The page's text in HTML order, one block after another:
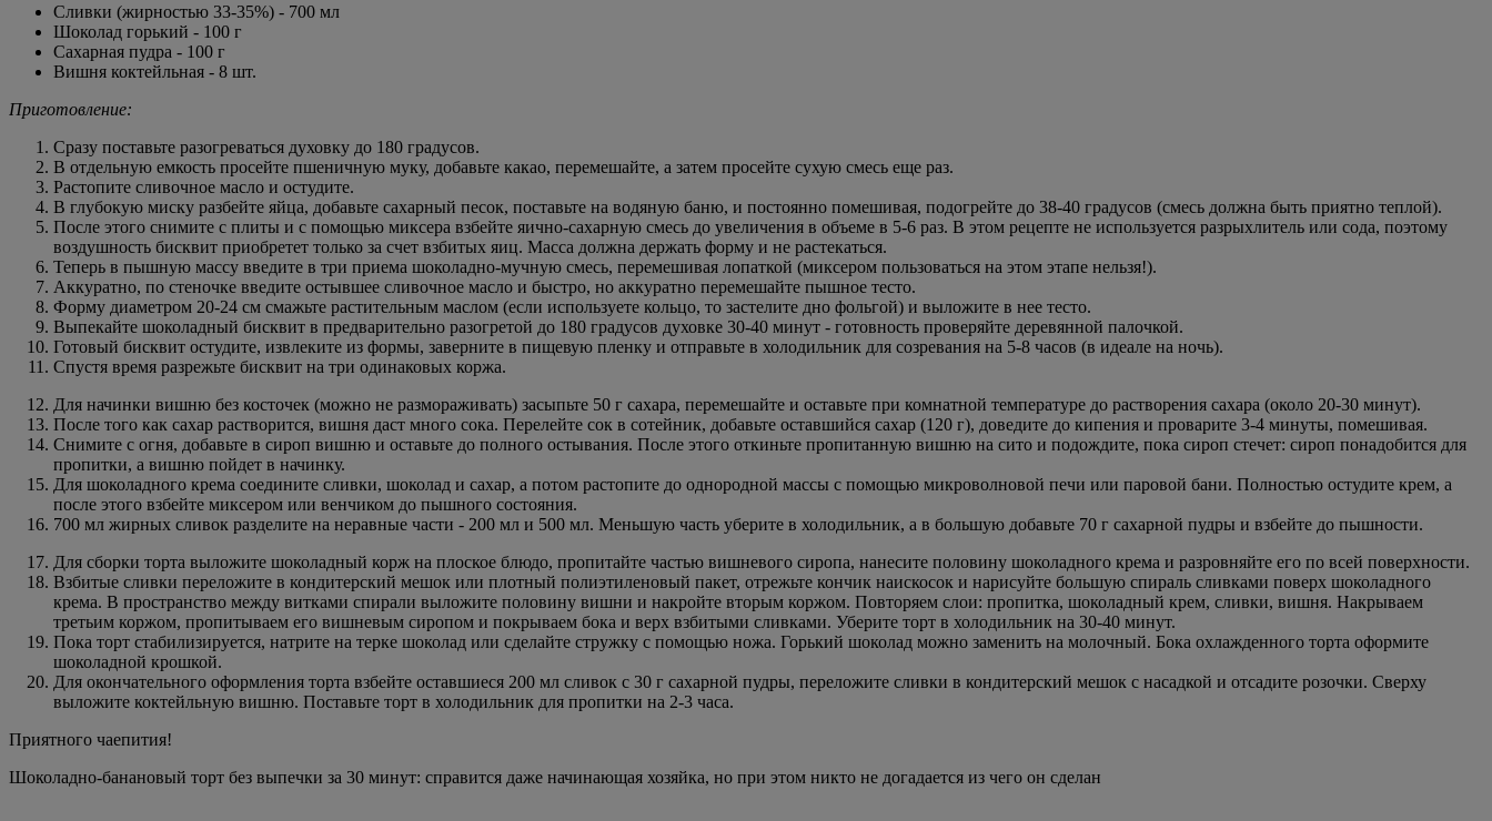
Сливки (жирностью 33-35%) - 700 мл
Шоколад горький - 100 г
Сахарная пудра - 100 г
Вишня коктейльная - 8 шт.
Приготовление:
Сразу поставьте разогреваться духовку до 180 градусов.
В отдельную емкость просейте пшеничную муку, добавьте какао, перемешайте, а затем просейте сухую смесь еще раз.
Растопите сливочное масло и остудите.
В глубокую миску разбейте яйца, добавьте сахарный песок, поставьте на водяную баню, и постоянно помешивая, подогрейте до 38-40 градусов (смесь должна быть приятно теплой).
После этого снимите с плиты и с помощью миксера взбейте яично-сахарную смесь до увеличения в объеме в 5-6 раз. В этом рецепте не используется разрыхлитель или сода, поэтому
воздушность бисквит приобретет только за счет взбитых яиц. Масса должна держать форму и не растекаться.
Теперь в пышную массу введите в три приема шоколадно-мучную смесь, перемешивая лопаткой (миксером пользоваться на этом этапе нельзя!).
Аккуратно, по стеночке введите остывшее сливочное масло и быстро, но аккуратно перемешайте пышное тесто.
Форму диаметром 20-24 см смажьте растительным маслом (если используете кольцо, то застелите дно фольгой) и выложите в нее тесто.
Выпекайте шоколадный бисквит в предварительно разогретой до 180 градусов духовке 30-40 минут - готовность проверяйте деревянной палочкой.
Готовый бисквит остудите, извлеките из формы, заверните в пищевую пленку и отправьте в холодильник для созревания на 5-8 часов (в идеале на ночь).
Спустя время разрежьте бисквит на три одинаковых коржа.
Для начинки вишню без косточек (можно не размораживать) засыпьте 50 г сахара, перемешайте и оставьте при комнатной температуре до растворения сахара (около 20-30 минут).
После того как сахар растворится, вишня даст много сока. Перелейте сок в сотейник, добавьте оставшийся сахар (120 г), доведите до кипения и проварите 3-4 минуты, помешивая.
Снимите с огня, добавьте в сироп вишню и оставьте до полного остывания. После этого откиньте пропитанную вишню на сито и подождите, пока сироп стечет: сироп понадобится для
пропитки, а вишню пойдет в начинку.
Для шоколадного крема соедините сливки, шоколад и сахар, а потом растопите до однородной массы с помощью микроволновой печи или паровой бани. Полностью остудите крем, а
после этого взбейте миксером или венчиком до пышного состояния.
700 мл жирных сливок разделите на неравные части - 200 мл и 500 мл. Меньшую часть уберите в холодильник, а в большую добавьте 70 г сахарной пудры и взбейте до пышности.
Для сборки торта выложите шоколадный корж на плоское блюдо, пропитайте частью вишневого сиропа, нанесите половину шоколадного крема и разровняйте его по всей поверхности.
Взбитые сливки переложите в кондитерский мешок или плотный полиэтиленовый пакет, отрежьте кончик наискосок и нарисуйте большую спираль сливками поверх шоколадного
крема. В пространство между витками спирали выложите половину вишни и накройте вторым коржом. Повторяем слои: пропитка, шоколадный крем, сливки, вишня. Накрываем
третьим коржом, пропитываем его вишневым сиропом и покрываем бока и верх взбитыми сливками. Уберите торт в холодильник на 30-40 минут.
Пока торт стабилизируется, натрите на терке шоколад или сделайте стружку с помощью ножа. Горький шоколад можно заменить на молочный. Бока охлажденного торта оформите
шоколадной крошкой.
Для окончательного оформления торта взбейте оставшиеся 200 мл сливок с 30 г сахарной пудры, переложите сливки в кондитерский мешок с насадкой и отсадите розочки. Сверху
выложите коктейльную вишню. Поставьте торт в холодильник для пропитки на 2-3 часа.
Приятного чаепития!
Шоколадно-банановый торт без выпечки за 30 минут: справится даже начинающая хозяйка, но при этом никто не догадается из чего он сделан